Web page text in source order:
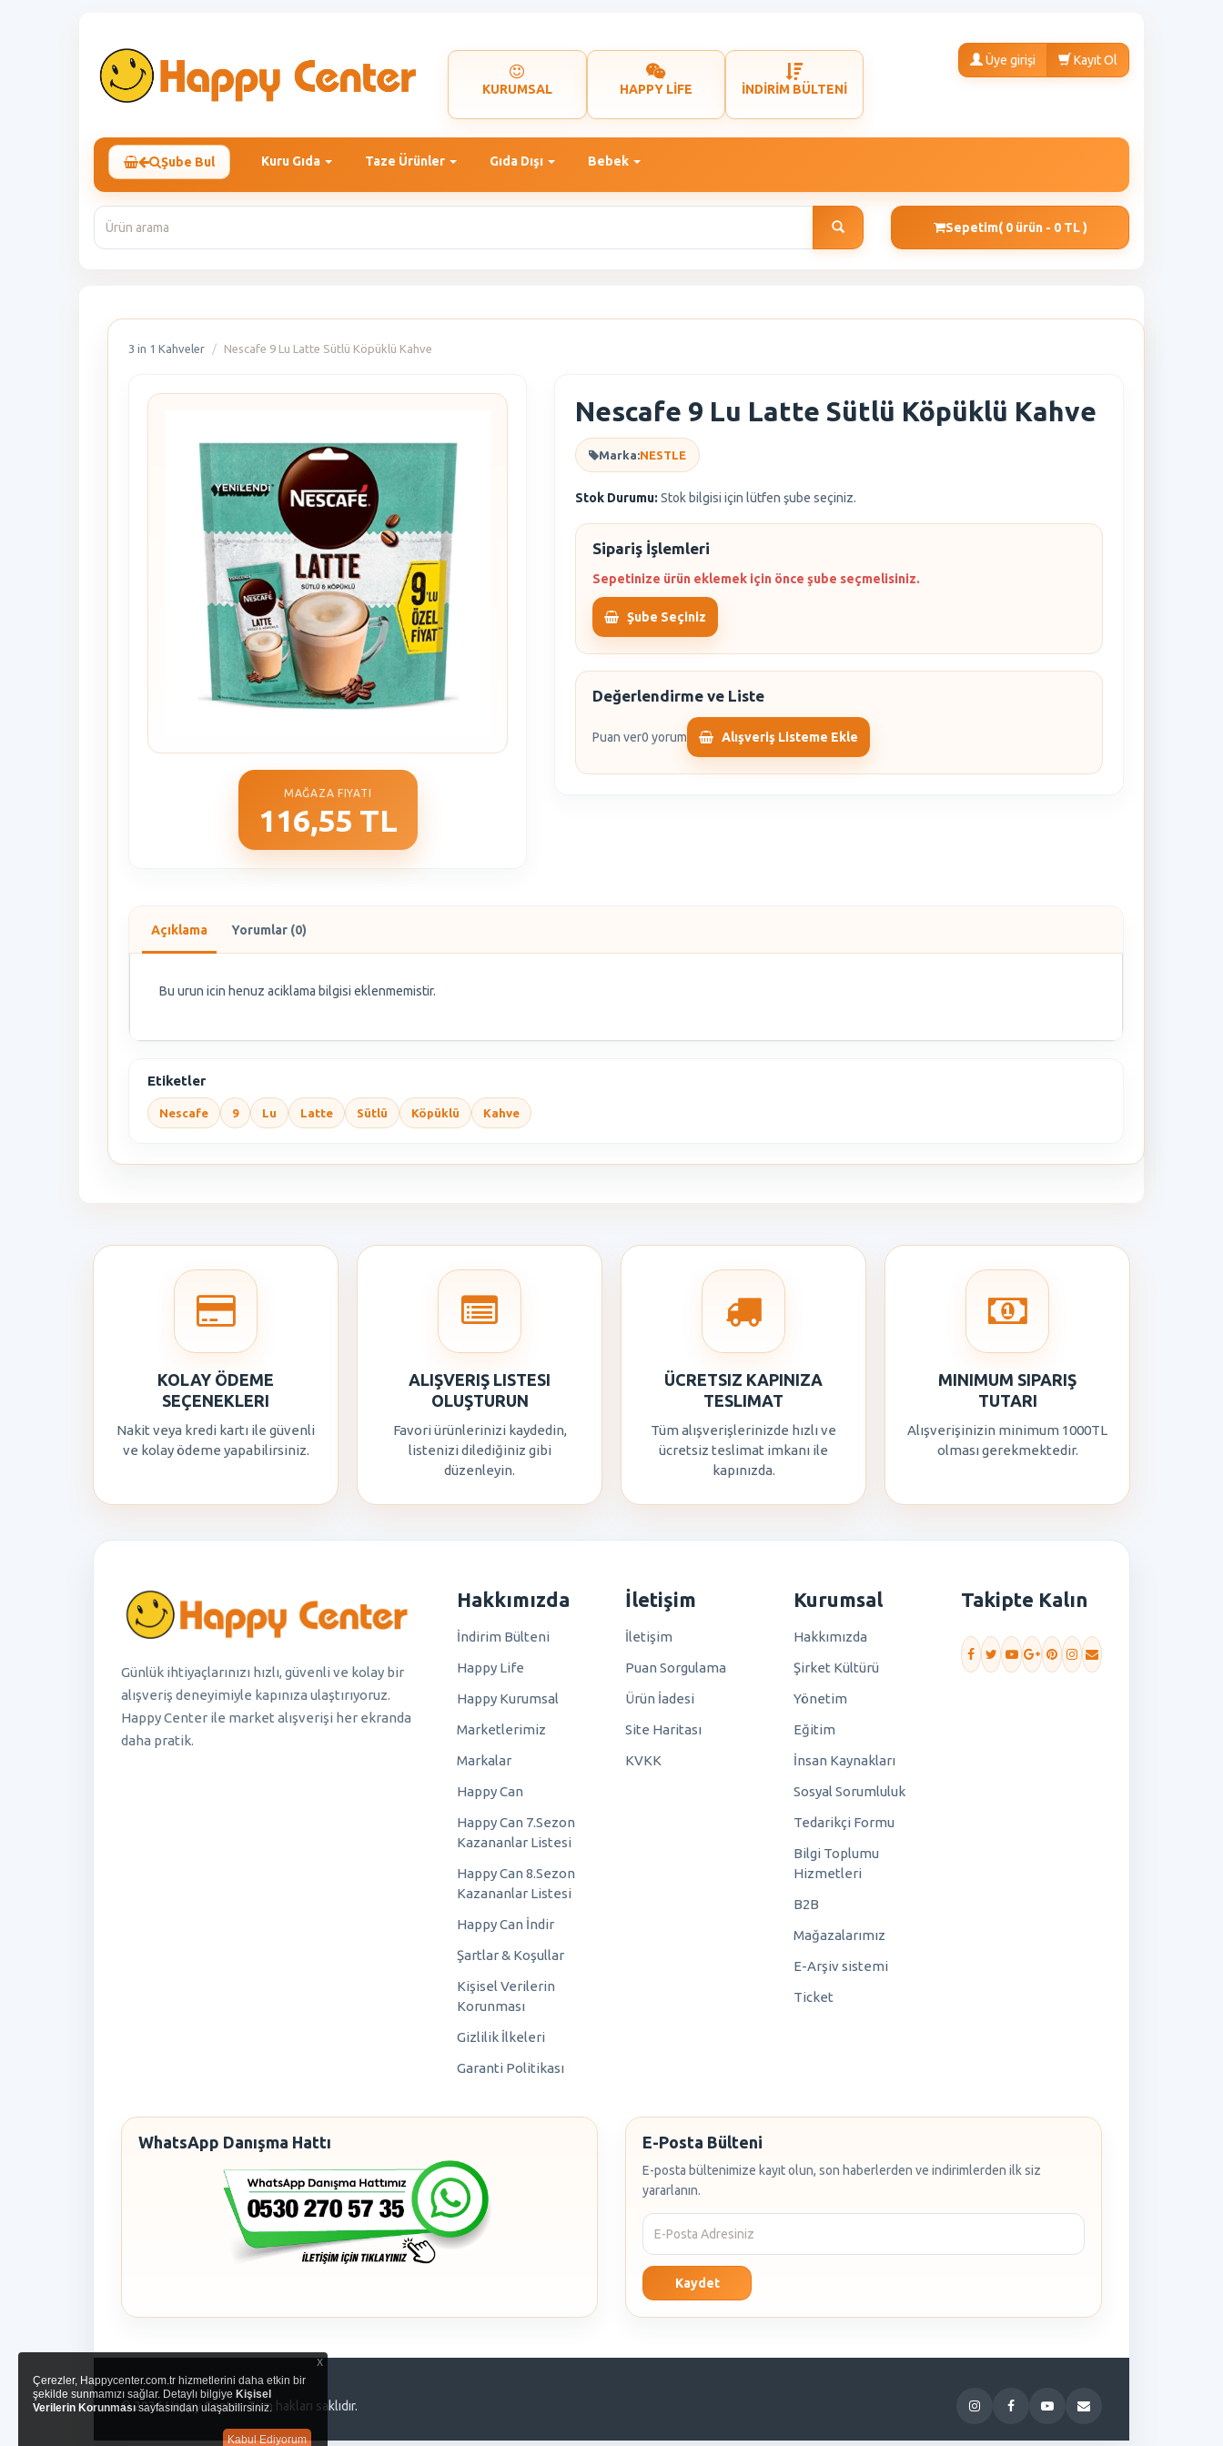
KURUMSAL HAPPY LİFE İNDİRİM BÜLTENİ
Üye girişi Kayıt Ol
Şube Bul Kuru Gıda Taze Ürünler Gıda Dışı Bebek
Sepetim( 0 ürün - 0 TL )
3 in 1 Kahveler Nescafe 9 Lu Latte Sütlü Köpüklü Kahve
MAĞAZA FIYATI
116,55 TL
Nescafe 9 Lu Latte Sütlü Köpüklü Kahve
Marka:NESTLE
Stok Durumu: Stok bilgisi için lütfen şube seçiniz.
Sipariş İşlemleri
Sepetinize ürün eklemek için önce şube seçmelisiniz.
Şube Seçiniz
Değerlendirme ve Liste
Puan ver0 yorum Alışveriş Listeme Ekle
Açıklama Yorumlar (0)
Bu urun icin henuz aciklama bilgisi eklenmemistir.
Etiketler
Nescafe 9 Lu Latte Sütlü Köpüklü Kahve
KOLAY ÖDEME
SEÇENEKLERI
Nakit veya kredi kartı ile güvenli
ve kolay ödeme yapabilirsiniz.
ALIŞVERIŞ LISTESI
OLUŞTURUN
Favori ürünlerinizi kaydedin,
listenizi dilediğiniz gibi
düzenleyin.
ÜCRETSIZ KAPINIZA
TESLIMAT
Tüm alışverişlerinizde hızlı ve
ücretsiz teslimat imkanı ile
kapınızda.
MINIMUM SIPARIŞ
TUTARI
Alışverişinizin minimum 1000TL
olması gerekmektedir.
Günlük ihtiyaçlarınızı hızlı, güvenli ve kolay bir
alışveriş deneyimiyle kapınıza ulaştırıyoruz.
Happy Center ile market alışverişi her ekranda
daha pratik.
Hakkımızda
İndirim Bülteni
Happy Life
Happy Kurumsal
Marketlerimiz
Markalar
Happy Can
Happy Can 7.Sezon
Kazananlar Listesi
Happy Can 8.Sezon
Kazananlar Listesi
Happy Can İndir
Şartlar & Koşullar
Kişisel Verilerin
Korunması
Gizlilik İlkeleri
Garanti Politikası
İletişim
İletişim
Puan Sorgulama
Ürün İadesi
Site Haritası
KVKK
Kurumsal
Hakkımızda
Şirket Kültürü
Yönetim
Eğitim
İnsan Kaynakları
Sosyal Sorumluluk
Tedarikçi Formu
Bilgi Toplumu
Hizmetleri
B2B
Mağazalarımız
E-Arşiv sistemi
Ticket
Takipte Kalın
WhatsApp Danışma Hattı E-Posta Bülteni
E-posta bültenimize kayıt olun, son haberlerden ve indirimlerden ilk siz
yararlanın.
Kaydet
© 2026 Happy Center. Tüm hakları saklıdır.
x
Çerezler, Happycenter.com.tr hizmetlerini daha etkin bir
şekilde sunmamızı sağlar. Detaylı bilgiye Kişisel
Verilerin Korunmasısayfasından ulaşabilirsiniz.
Kabul Ediyorum